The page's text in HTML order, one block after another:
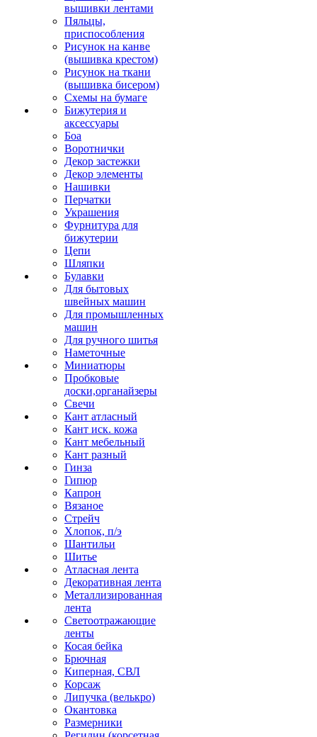
вышивки лентами
Пяльцы,
приспособления
Рисунок на канве
(вышивка крестом)
Рисунок на ткани
(вышивка бисером)
Схемы на бумаге
Бижутерия и
аксессуары
Боа
Воротнички
Декор застежки
Декор элементы
Нашивки
Перчатки
Украшения
Фурнитура для
бижутерии
Цепи
Шляпки
Булавки
Для бытовых
швейных машин
Для промышленных
машин
Для ручного шитья
Наметочные
Миниатюры
Пробковые
доски,органайзеры
Свечи
Кант атласный
Кант иск. кожа
Кант мебельный
Кант разный
Гинза
Гипюр
Капрон
Вязаное
Стрейч
Хлопок, п/э
Шантильи
Шитье
Атласная лента
Декоративная лента
Металлизированная
лента
Светоотражающие
ленты
Косая бейка
Брючная
Киперная, СВЛ
Корсаж
Липучка (велькро)
Окантовка
Размерники